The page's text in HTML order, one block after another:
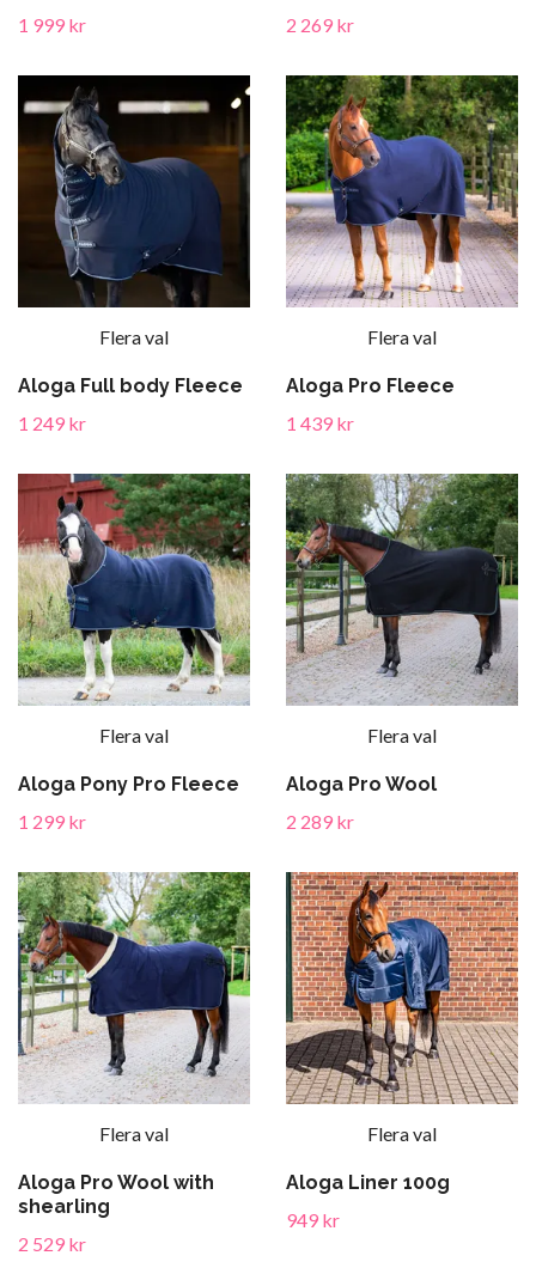
1 999 kr
2 269 kr
Flera val
Aloga Full body Fleece
1 249 kr
Flera val
Aloga Pro Fleece
1 439 kr
Flera val
Aloga Pony Pro Fleece
1 299 kr
Flera val
Aloga Pro Wool
2 289 kr
Flera val
Aloga Pro Wool with
shearling
2 529 kr
Flera val
Aloga Liner 100g
949 kr